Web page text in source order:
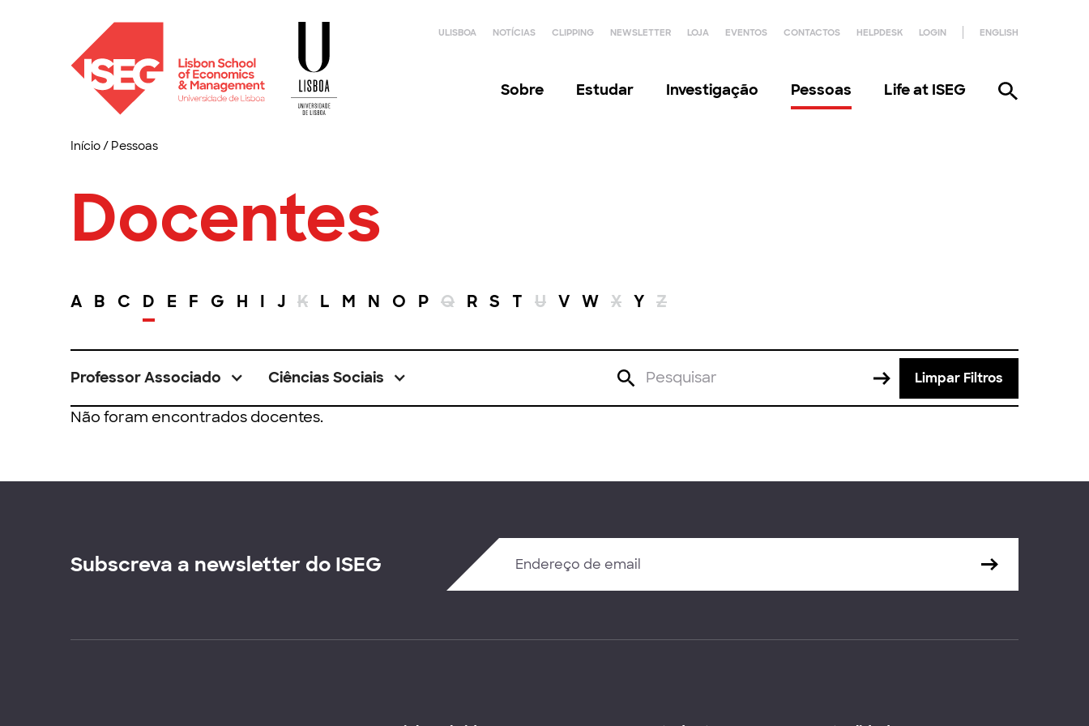
ULISBOA NOTÍCIAS CLIPPING NEWSLETTER LOJA EVENTOS CONTACTOS HELPDESK LOGIN ENGLISH
Sobre Estudar Investigação Pessoas Life at ISEG
Início/ Pessoas
Docentes
A B C D E F G H I J K L M N O P Q R S T U V W X Y Z
Professor Associado Ciências Sociais Limpar Filtros
Não foram encontrados docentes.
Subscreva a newsletter do ISEG